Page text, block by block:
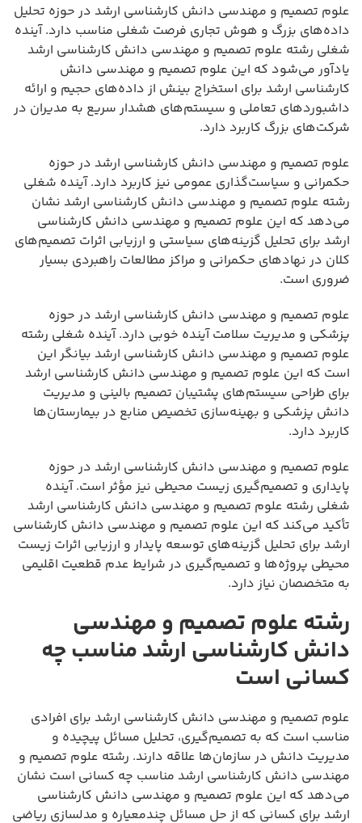
علوم تصمیم و مهندسی دانش کارشناسی ارشد در حوزه تحلیل
داده‌های بزرگ و هوش تجاری فرصت شغلی مناسب دارد. آینده
شغلی رشته علوم تصمیم و مهندسی دانش کارشناسی ارشد
یادآور می‌شود که این علوم تصمیم و مهندسی دانش
کارشناسی ارشد برای استخراج بینش از داده‌های حجیم و ارائه
داشبوردهای تعاملی و سیستم‌های هشدار سریع به مدیران در
شرکت‌های بزرگ کاربرد دارد.
علوم تصمیم و مهندسی دانش کارشناسی ارشد در حوزه
حکمرانی و سیاست‌گذاری عمومی نیز کاربرد دارد. آینده شغلی
رشته علوم تصمیم و مهندسی دانش کارشناسی ارشد نشان
می‌دهد که این علوم تصمیم و مهندسی دانش کارشناسی
ارشد برای تحلیل گزینه‌های سیاستی و ارزیابی اثرات تصمیم‌های
کلان در نهادهای حکمرانی و مراکز مطالعات راهبردی بسیار
ضروری است.
علوم تصمیم و مهندسی دانش کارشناسی ارشد در حوزه
پزشکی و مدیریت سلامت آینده خوبی دارد. آینده شغلی رشته
علوم تصمیم و مهندسی دانش کارشناسی ارشد بیانگر این
است که این علوم تصمیم و مهندسی دانش کارشناسی ارشد
برای طراحی سیستم‌های پشتیبان تصمیم بالینی و مدیریت
دانش پزشکی و بهینه‌سازی تخصیص منابع در بیمارستان‌ها
کاربرد دارد.
علوم تصمیم و مهندسی دانش کارشناسی ارشد در حوزه
پایداری و تصمیم‌گیری زیست محیطی نیز مؤثر است. آینده
شغلی رشته علوم تصمیم و مهندسی دانش کارشناسی ارشد
تأکید می‌کند که این علوم تصمیم و مهندسی دانش کارشناسی
ارشد برای تحلیل گزینه‌های توسعه پایدار و ارزیابی اثرات زیست
محیطی پروژه‌ها و تصمیم‌گیری در شرایط عدم قطعیت اقلیمی
به متخصصان نیاز دارد.
رشته علوم تصمیم و مهندسی
دانش کارشناسی ارشد مناسب چه
کسانی است
علوم تصمیم و مهندسی دانش کارشناسی ارشد برای افرادی
مناسب است که به تصمیم‌گیری، تحلیل مسائل پیچیده و
مدیریت دانش در سازمان‌ها علاقه دارند. رشته علوم تصمیم و
مهندسی دانش کارشناسی ارشد مناسب چه کسانی است نشان
می‌دهد که این علوم تصمیم و مهندسی دانش کارشناسی
ارشد برای کسانی که از حل مسائل چندمعیاره و مدلسازی ریاضی